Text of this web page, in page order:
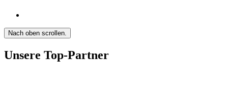
Nach oben scrollen.
Unsere Top-Partner